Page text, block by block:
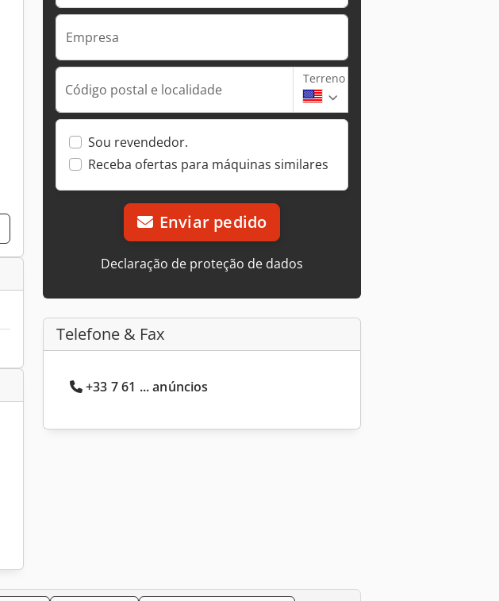
Empresa
Código postal e localidade
Terreno
Sou revendedor.
Receba ofertas para máquinas similares
Enviar pedido
Declaração de proteção de dados
Telefone & Fax
+33 7 61 ... anúncios